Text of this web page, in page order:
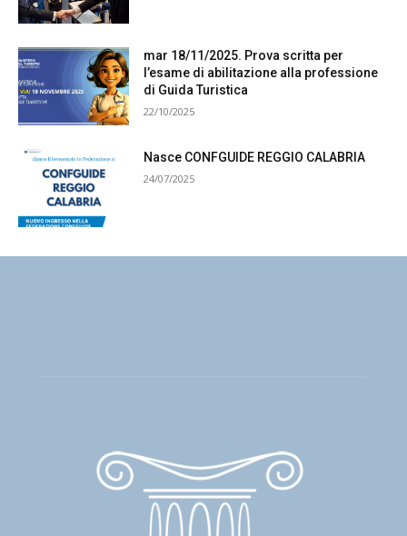
mar 18/11/2025. Prova scritta per
l’esame di abilitazione alla professione
di Guida Turistica
22/10/2025
Nasce CONFGUIDE REGGIO CALABRIA
24/07/2025